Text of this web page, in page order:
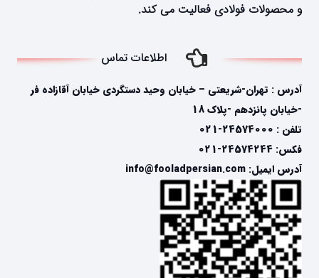
و محصولات فولادی فعالیت می کند.
اطلاعات تماس
آدرس : تهران-شریعتی – خیابان وحید دستگردی خیابان آقازاده فر
-خیابان پانزدهم -پلاک 18
تلفن : 24574000-021
فکس: 24574244-021
آدرس ایمیل: info@fooladpersian.com